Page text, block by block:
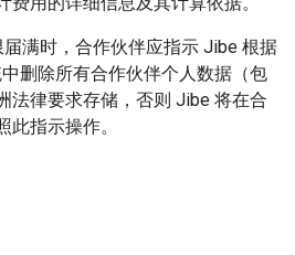
满时，合作伙伴应指示 Jibe 根据
删除所有合作伙伴个人数据（包
法律要求存储，否则 Jibe 将在合
指示操作。